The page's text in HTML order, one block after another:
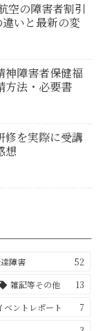
空の障害者割引
いと最新の変
神障害者保健福
法・必要書
修を実際に受講
想
障害
52
雑記等その他
13
ベントレポート
7